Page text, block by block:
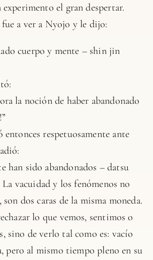
experimento el gran despertar.
fue a ver a Nyojo y le dijo:
cuerpo y mente – shin jin
la noción de haber abandonado
entonces respetuosamente ante
han sido abandonados – datsu
vacuidad y los fenómenos no
son dos caras de la misma moneda.
lo que vemos, sentimos o
sino de verlo tal como es: vacío
pero al mismo tiempo pleno en su